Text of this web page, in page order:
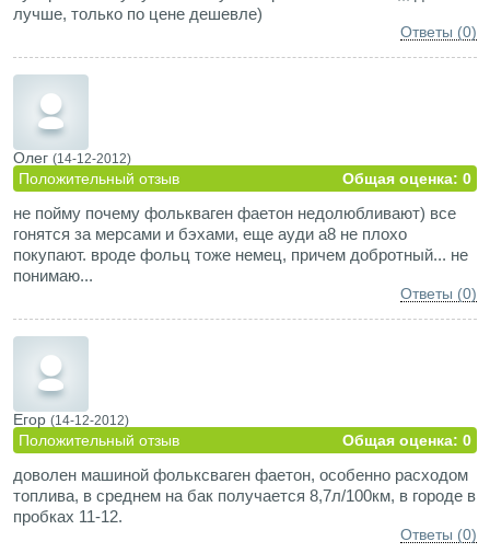
лучше, только по цене дешевле)
Ответы (0)
Олег (14-12-2012)
Положительный отзыв Общая оценка: 0
не пойму почему фолькваген фаетон недолюбливают) все
гонятся за мерсами и бэхами, еще ауди а8 не плохо
покупают. вроде фольц тоже немец, причем добротный... не
понимаю...
Ответы (0)
Егор (14-12-2012)
Положительный отзыв Общая оценка: 0
доволен машиной фольксваген фаетон, особенно расходом
топлива, в среднем на бак получается 8,7л/100км, в городе в
пробках 11-12.
Ответы (0)